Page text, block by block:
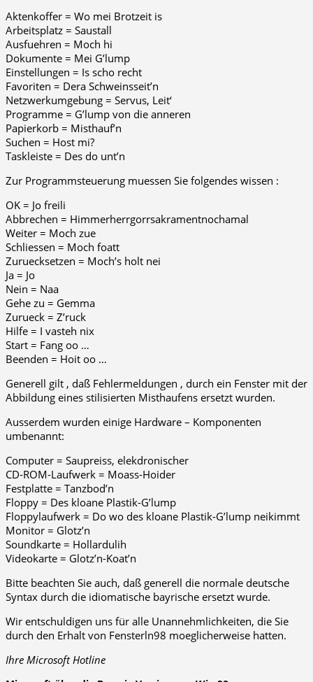
Aktenkoffer = Wo mei Brotzeit is
Arbeitsplatz = Saustall
Ausfuehren = Moch hi
Dokumente = Mei G’lump
Einstellungen = Is scho recht
Favoriten = Dera Schweinsseit’n
Netzwerkumgebung = Servus, Leit‘
Programme = G’lump von die anneren
Papierkorb = Misthauf’n
Suchen = Host mi?
Taskleiste = Des do unt’n
Zur Programmsteuerung muessen Sie folgendes wissen :
OK = Jo freili
Abbrechen = Himmerherrgorrsakramentnochamal
Weiter = Moch zue
Schliessen = Moch foatt
Zuruecksetzen = Moch’s holt nei
Ja = Jo
Nein = Naa
Gehe zu = Gemma
Zurueck = Z’ruck
Hilfe = I vasteh nix
Start = Fang oo …
Beenden = Hoit oo …
Generell gilt , daß Fehlermeldungen , durch ein Fenster mit der
Abbildung eines stilisierten Misthaufens ersetzt wurden.
Ausserdem wurden einige Hardware – Komponenten
umbenannt:
Computer = Saupreiss, elekdronischer
CD-ROM-Laufwerk = Moass-Hoider
Festplatte = Tanzbod’n
Floppy = Des kloane Plastik-G’lump
Floppylaufwerk = Do wo des kloane Plastik-G’lump neikimmt
Monitor = Glotz’n
Soundkarte = Hollardulih
Videokarte = Glotz’n-Koat’n
Bitte beachten Sie auch, daß generell die normale deutsche
Syntax durch die idiomatische bayrische ersetzt wurde.
Wir entschuldigen uns für alle Unannehmlichkeiten, die Sie
durch den Erhalt von Fensterln98 moeglicherweise hatten.
Ihre Microsoft Hotline